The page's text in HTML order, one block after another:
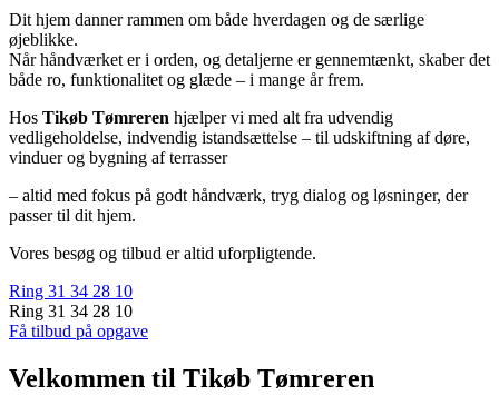
Dit hjem danner rammen om både hverdagen og de særlige
øjeblikke.
Når håndværket er i orden, og detaljerne er gennemtænkt, skaber det
både ro, funktionalitet og glæde – i mange år frem.
Hos Tikøb Tømreren hjælper vi med alt fra udvendig
vedligeholdelse, indvendig istandsættelse – til udskiftning af døre,
vinduer og bygning af terrasser
– altid med fokus på godt håndværk, tryg dialog og løsninger, der
passer til dit hjem.
Vores besøg og tilbud er altid uforpligtende.
Ring 31 34 28 10
Ring 31 34 28 10
Få tilbud på opgave
Velkommen til Tikøb Tømreren